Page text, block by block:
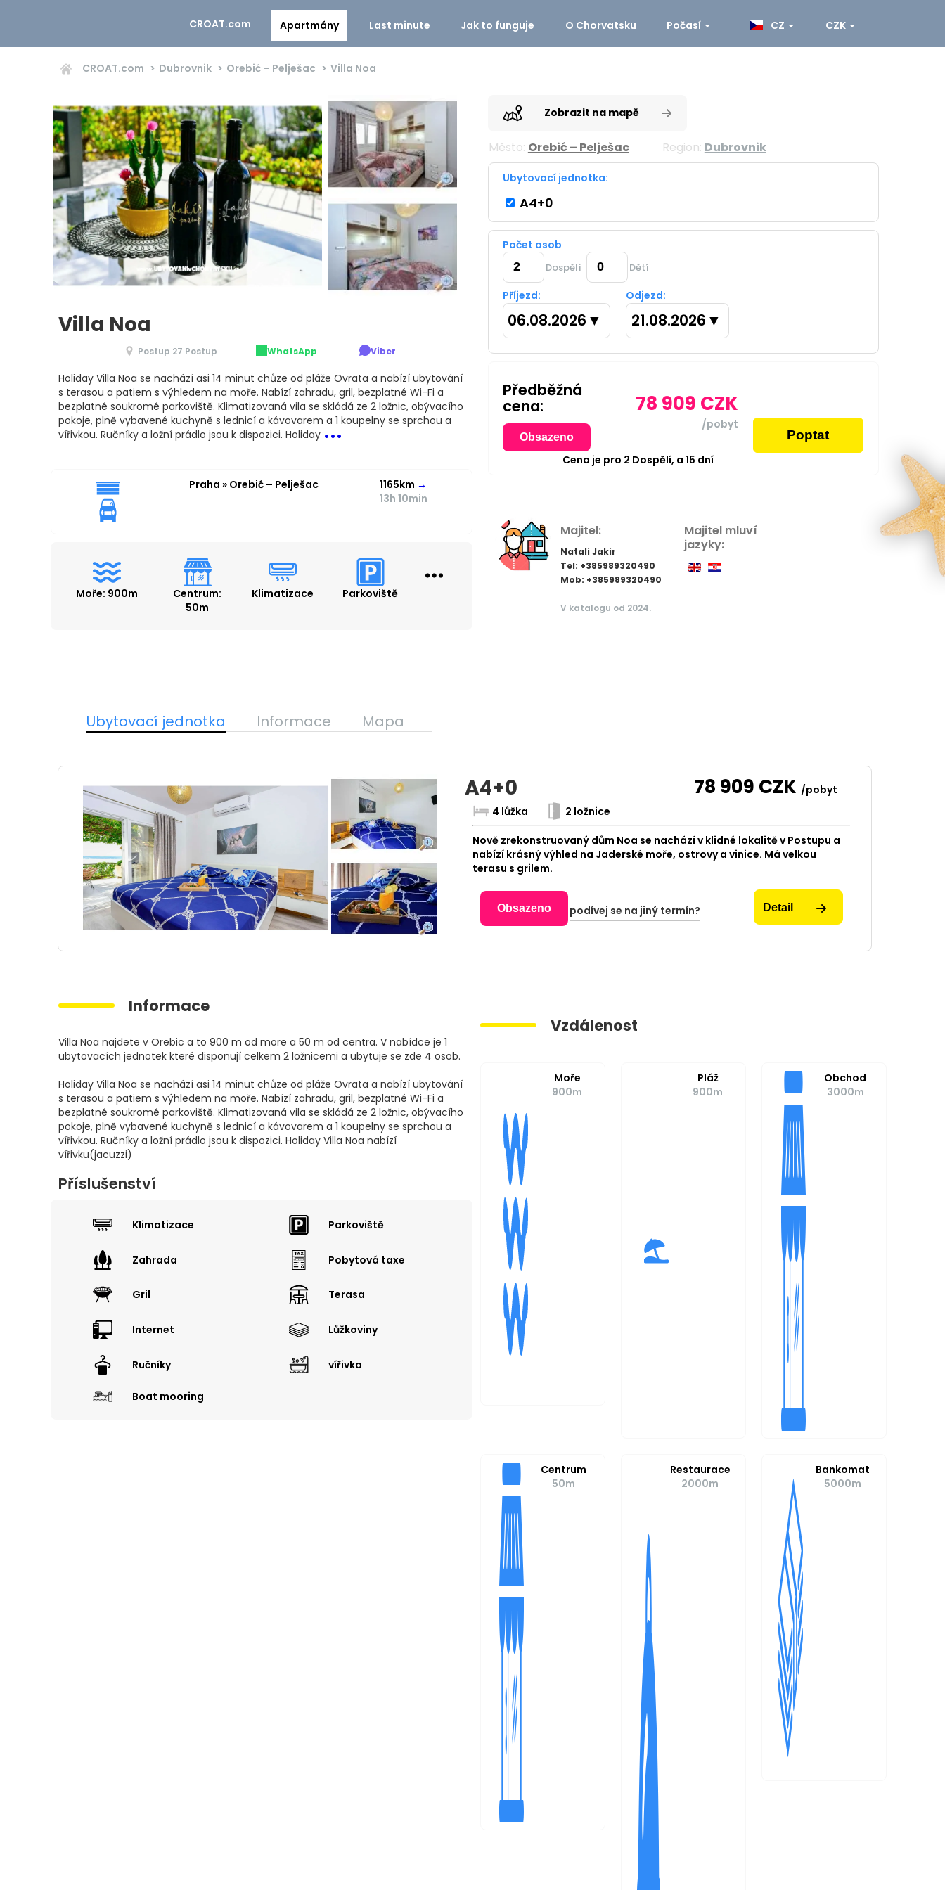
CROAT.com Apartmány Last minute Jak to funguje O Chorvatsku Počasí CZ CZK
CROAT.com Dubrovnik Orebić – Pelješac Villa Noa
Villa Noa
Postup 27 Postup WhatsApp Viber
Holiday Villa Noa se nachází asi 14 minut chůze od pláže Ovrata a nabízí ubytování
s terasou a patiem s výhledem na moře. Nabízí zahradu, gril, bezplatné Wi-Fi a
bezplatné soukromé parkoviště. Klimatizovaná vila se skládá ze 2 ložnic, obývacího
pokoje, plně vybavené kuchyně s lednicí a kávovarem a 1 koupelny se sprchou a
vířivkou. Ručníky a ložní prádlo jsou k dispozici. Holiday ...
Praha » Orebić – Pelješac 1165km →
13h 10min
Moře: 900m
Centrum:
50m
Klimatizace Parkoviště
Zobrazit na mapě
Město: Orebić – Pelješac Region: Dubrovnik
Ubytovací jednotka:
A4+0
Počet osob
Dospělí Dětí
Příjezd:
06.08.2026 ▼
Odjezd:
21.08.2026 ▼
Předběžná
cena:
Obsazeno
78 909 CZK
/pobyt
Poptat
Cena je pro 2 Dospělí, a15 dní
Majitel:
Natali Jakir
Tel: +385989320490
Mob: +385989320490
V katalogu od 2024.
Majitel mluví
jazyky:
Ubytovací jednotka Informace Mapa
A4+0 78 909 CZK /pobyt
4 lůžka
2 ložnice
Nově zrekonstruovaný dům Noa se nachází v klidné lokalitě v Postupu a
nabízí krásný výhled na Jaderské moře, ostrovy a vinice. Má velkou
terasu s grilem.
Obsazeno podívej se na jiný termín? Detail
Informace
Villa Noa najdete v Orebic a to 900 m od more a 50 m od centra. V nabídce je 1
ubytovacích jednotek které disponují celkem 2 ložnicemi a ubytuje se zde 4 osob.
Holiday Villa Noa se nachází asi 14 minut chůze od pláže Ovrata a nabízí ubytování
s terasou a patiem s výhledem na moře. Nabízí zahradu, gril, bezplatné Wi-Fi a
bezplatné soukromé parkoviště. Klimatizovaná vila se skládá ze 2 ložnic, obývacího
pokoje, plně vybavené kuchyně s lednicí a kávovarem a 1 koupelny se sprchou a
vířivkou. Ručníky a ložní prádlo jsou k dispozici. Holiday Villa Noa nabízí
vířivku(jacuzzi)
Příslušenství
Klimatizace Parkoviště
Zahrada Pobytová taxe
Gril Terasa
Internet Lůžkoviny
Ručníky vířivka
Boat mooring
Vzdálenost
Moře
900m
Pláž
900m
Obchod
3000m
Centrum
50m
Restaurace
2000m
Bankomat
5000m